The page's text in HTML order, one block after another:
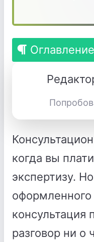
Оглавление
когда вы
экспертизу.
оформленного
консультация
разговор ни о